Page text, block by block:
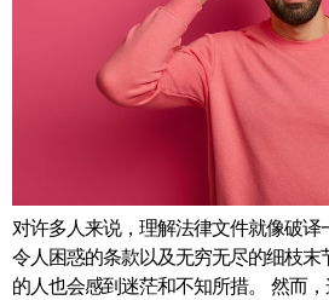
对许多人来说，理解法律文件就像破译
令人困惑的条款以及无穷无尽的细枝末
的人也会感到迷茫和不知所措。 然而，